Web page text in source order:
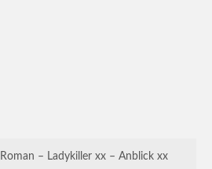
– Ladykiller xx – Anblick xx